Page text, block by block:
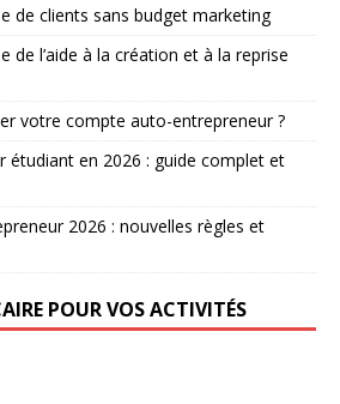
de clients sans budget marketing
de l’aide à la création et à la reprise
votre compte auto-entrepreneur ?
étudiant en 2026 : guide complet et
2026 : nouvelles règles et
POUR VOS ACTIVITÉS